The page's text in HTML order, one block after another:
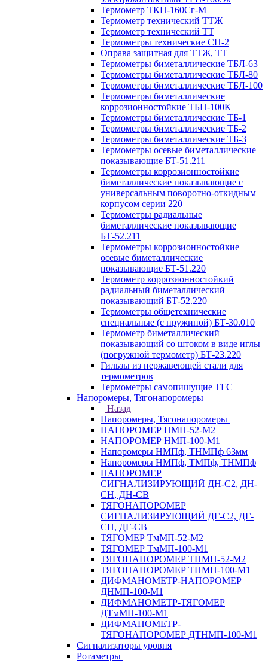
Термометр ТКП-160Сг-М
Термометр технический ТТЖ
Термометр технический ТТ
Термометры технические СП-2
Оправа защитная для ТТЖ, ТТ
Термометры биметаллические ТБЛ-63
Термометры биметаллические ТБЛ-80
Термометры биметаллические ТБЛ-100
Термометры биметаллические
коррозионностойкие ТБН-100К
Термометры биметаллические ТБ-1
Термометры биметаллические ТБ-2
Термометры биметаллические ТБ-3
Термометры осевые биметаллические
показывающие БТ-51.211
Термометры коррозионностойкие
биметаллические показывающие с
универсальным поворотно-откидным
корпусом серии 220
Термометры радиальные
биметаллические показывающие
БТ-52.211
Термометры коррозионностойкие
осевые биметаллические
показывающие БТ-51.220
Термометр коррозионностойкий
радиальный биметаллический
показывающий БТ-52.220
Термометры общетехнические
специальные (с пружиной) БТ-30.010
Термометр биметаллический
показывающий со штоком в виде иглы
(погружной термометр) БТ-23.220
Гильзы из нержавеющей стали для
термометров
Термометры самопишущие ТГС
Напоромеры, Тягонапоромеры
Назад
Напоромеры, Тягонапоромеры
НАПОРОМЕР НМП-52-М2
НАПОРОМЕР НМП-100-М1
Напоромеры НМПф, ТНМПф 63мм
Напоромеры НМПф, ТМПф, ТНМПф
НАПОРОМЕР
СИГНАЛИЗИРУЮЩИЙ ДН-С2, ДН-
СН, ДН-СВ
ТЯГОНАПОРОМЕР
СИГНАЛИЗИРУЮЩИЙ ДГ-С2, ДГ-
СН, ДГ-СВ
ТЯГОМЕР ТмМП-52-М2
ТЯГОМЕР ТмМП-100-М1
ТЯГОНАПОРОМЕР ТНМП-52-М2
ТЯГОНАПОРОМЕР ТНМП-100-М1
ДИФМАНОМЕТР-НАПОРОМЕР
ДНМП-100-М1
ДИФМАНОМЕТР-ТЯГОМЕР
ДТмМП-100-М1
ДИФМАНОМЕТР-
ТЯГОНАПОРОМЕР ДТНМП-100-М1
Сигнализаторы уровня
Ротаметры